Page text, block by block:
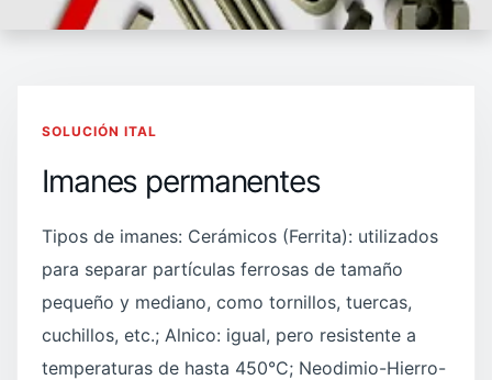
SOLUCIÓN ITAL
Imanes permanentes
Tipos de imanes: Cerámicos (Ferrita): utilizados
para separar partículas ferrosas de tamaño
pequeño y mediano, como tornillos, tuercas,
cuchillos, etc.; Alnico: igual, pero resistente a
temperaturas de hasta 450°C; Neodimio-Hierro-